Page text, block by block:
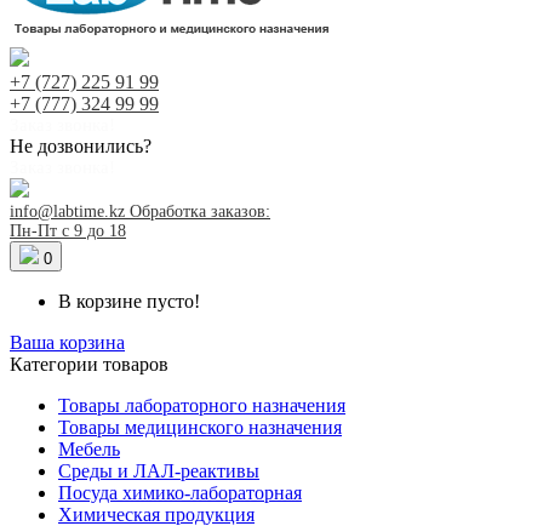
+7 (727) 225 91 99
+7 (777) 324 99 99
Не дозвонились?
info@labtime.kz Обработка заказов:
Пн-Пт с 9 до 18
0
В корзине пусто!
Ваша корзина
Категории товаров
Товары лабораторного назначения
Товары медицинского назначения
Мебель
Среды и ЛАЛ-реактивы
Посуда химико-лабораторная
Химическая продукция